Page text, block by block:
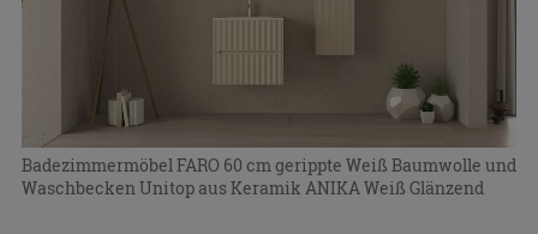
Badezimmermöbel FARO 60 cm gerippte Weiß Baumwolle und
Waschbecken Unitop aus Keramik ANIKA Weiß Glänzend